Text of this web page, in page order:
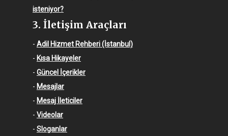
isteniyor?
3. İletişim Araçları
- Adil Hizmet Rehberi (İstanbul)
- Kısa Hikayeler
- Güncel İçerikler
- Mesajlar
- Mesaj İleticiler
- Videolar
- Sloganlar